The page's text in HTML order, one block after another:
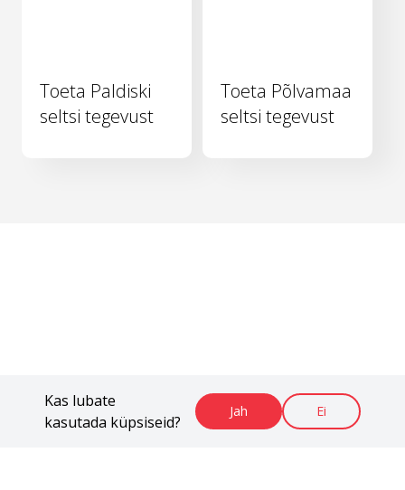
Kas lubate
kasutada küpsiseid?
Jah Ei
Toeta Paldiski
seltsi tegevust
Toeta Põlvamaa
seltsi tegevust